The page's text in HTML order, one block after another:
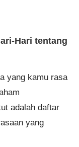
Hari tentang
yang kamu rasa
adalah daftar
yang